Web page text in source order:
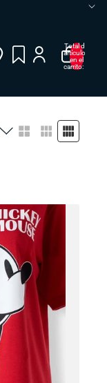
Total de
artículos
en el
carrito: 0